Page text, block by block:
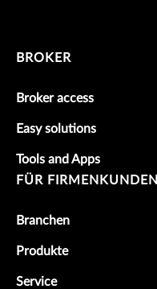
BROKER
Broker access
Easy solutions
Tools and Apps
FÜR FIRMENKUNDEN
Branchen
Produkte
Service